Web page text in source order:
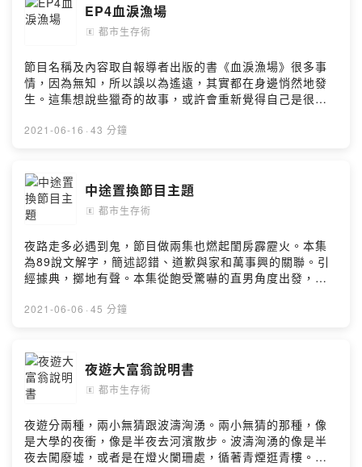
EP4血淚漁場
🄴 都市生存術
節目名稱及內容取自報導者出版的書《血淚漁場》很多事
情，因為無知，所以誤以為遙遠，其實都在身邊悄然地發
生。這集想說些獵奇的故事，或許會重新覺得自己是很幸
2021-06-16 · 43 分鐘
中途置換節目主題
🄴 都市生存術
夜路走多必遇到鬼，節目做兩集也燃起閨房霹靂火。本集
為89說文解字，簡述認錯、道歉與家和萬事興的關聯。引
經據典，擲地有聲。本集從飽受驚嚇的直男角度出發，討
女浪費時間。Powered by Firstory Hosting
2021-06-06 · 45 分鐘
夜遊大富翁說明書
🄴 都市生存術
夜遊分兩種，兩小無猜跟波濤洶湧。兩小無猜的那種，像
是大學的夜衝，像是半夜去河濱散步。波濤洶湧的像是半
夜去闖廢墟，或者是在燈火闌珊處，循著青煙逛青樓。本